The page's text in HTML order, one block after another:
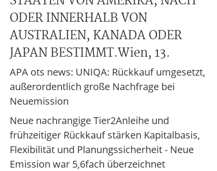
ODER INNERHALB VON
AUSTRALIEN, KANADA ODER
JAPAN BESTIMMT.Wien, 13.
APA ots news: UNIQA: Rückkauf umgesetzt,
außerordentlich große Nachfrage bei
Neuemission
Neue nachrangige Tier2Anleihe und
frühzeitiger Rückkauf stärken Kapitalbasis,
Flexibilität und Planungssicherheit - Neue
Emission war 5,6fach überzeichnet